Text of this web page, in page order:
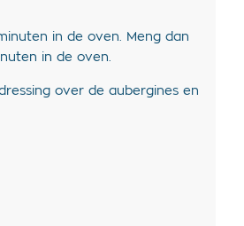
in de oven. Meng dan
in de oven.
over de aubergines en